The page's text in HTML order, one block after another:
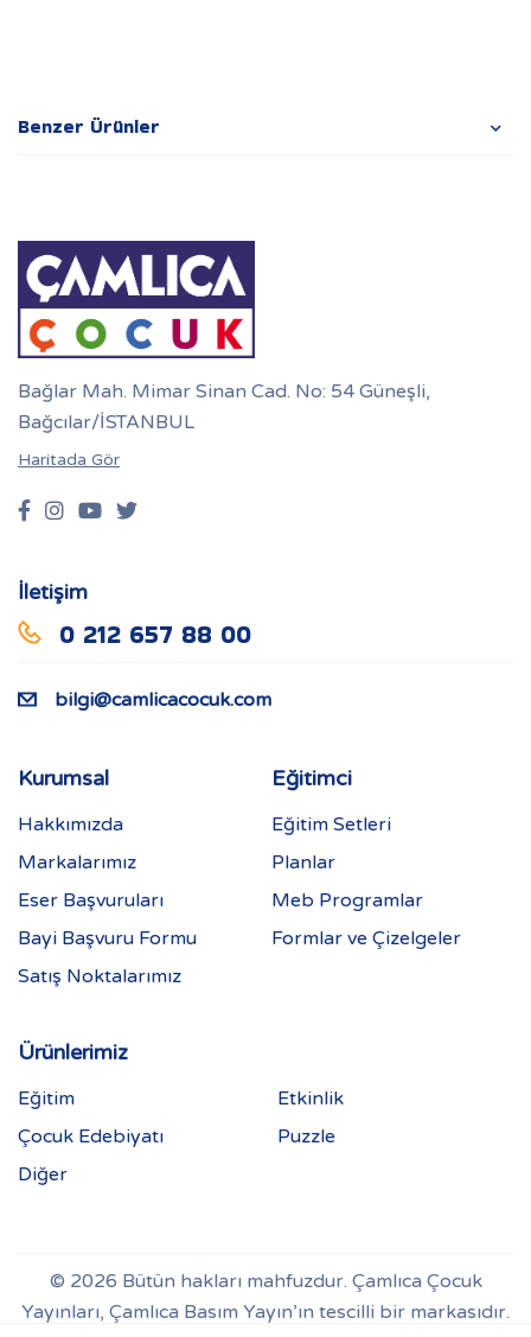
Benzer Ürünler
Bağlar Mah. Mimar Sinan Cad. No: 54 Güneşli,
Bağcılar/İSTANBUL
Haritada Gör
İletişim
0 212 657 88 00
bilgi@camlicacocuk.com
Kurumsal
Hakkımızda
Markalarımız
Eser Başvuruları
Bayi Başvuru Formu
Satış Noktalarımız
Eğitimci
Eğitim Setleri
Planlar
Meb Programlar
Formlar ve Çizelgeler
Ürünlerimiz
Eğitim
Etkinlik
Çocuk Edebiyatı
Puzzle
Diğer
© 2026 Bütün hakları mahfuzdur. Çamlıca Çocuk
Yayınları, Çamlıca Basım Yayın’ın tescilli bir markasıdır.